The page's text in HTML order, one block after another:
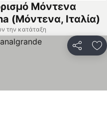
Μόντενα
(Μόντενα, Ιταλία)
την κατάταξη